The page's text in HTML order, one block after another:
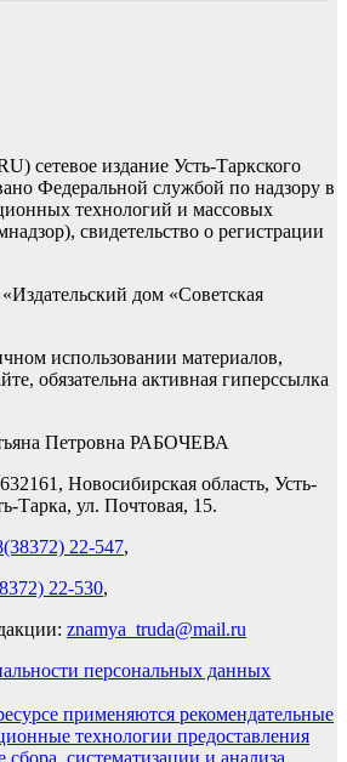
сетевое издание Усть-Таркского
Федеральной службой по надзору в
технологий и массовых
свидетельство о регистрации
дом «Советская
использовании материалов,
обязательна активная гиперссылка
Петровна РАБОЧЕВА
Новосибирская область, Усть-
Тарка, ул. Почтовая, 15.
22-547,
22-530,
znamya_truda@mail.ru
персональных данных
применяются рекомендательные
технологии предоставления